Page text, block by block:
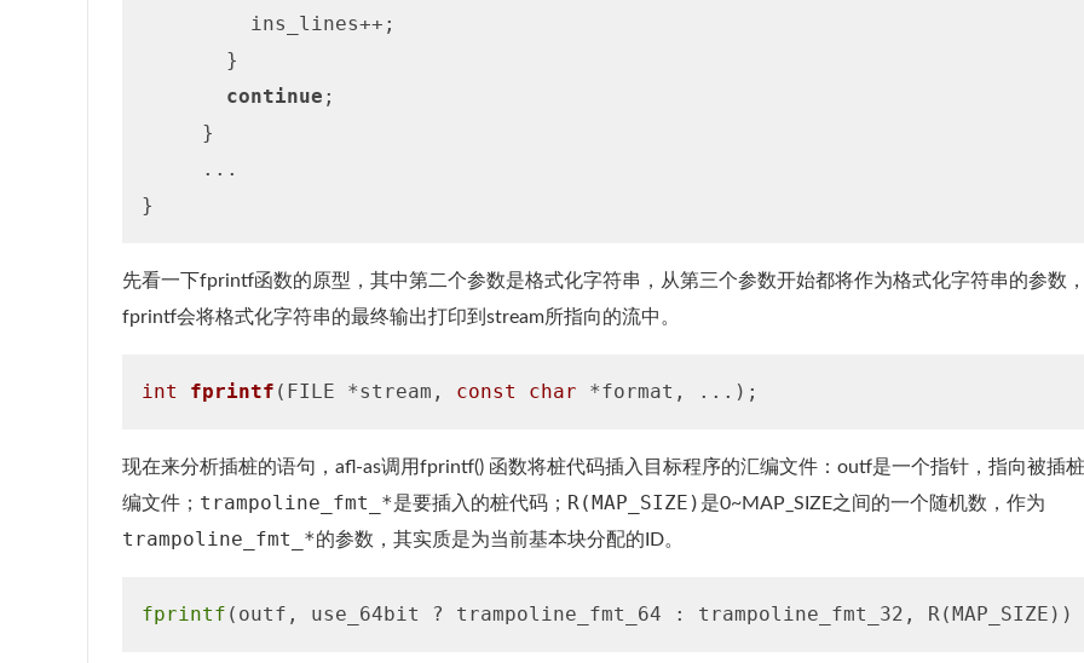
         ins_lines++;
       }
continue ;
     }
     ...
先看一下fprintf函数的原型，其中第二个参数是格式化字符串，从第三个参数开始都将作为格式化字符串的参数
fprintf会将格式化字符串的最终输出打印到stream所指向的流中。
int fprintf (FILE *stream, const char *format, ...)
现在来分析插桩的语句，afl-as调用fprintf() 函数将桩代码插入目标程序的汇编文件：outf是一个指针，指向被插
编文件； trampoline_fmt_*是要插入的桩代码； R(MAP_SIZE) 是0~MAP_SIZE之间的一个随机数，作为
trampoline_fmt_*的参数，其实质是为当前基本块分配的ID。
fprintf